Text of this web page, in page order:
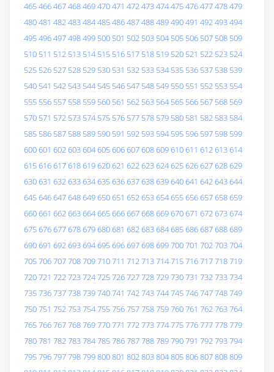
465466467468469470471 472473474475476477478479
480481 482483484485486487488489490491 492493494
495496497498499 500 501 502 503 504 505 506 507 508 509
510 511 512 513 514 515 516 517 518 519 520 521 522 523 524
525 526 527 528 529 530 531 532 533 534 535 536 537 538 539
540 541 542 543 544 545 546 547 548 549 550 551 552 553 554
555 556 557 558 559 560 561 562 563 564 565 566 567 568 569
570 571 572 573 574 575 576 577 578 579 580 581 582 583 584
585 586 587 588 589 590 591 592 593 594 595 596 597 598 599
600601 602603604605606607608609610611 612613614
615616617618619620621 622623624625626627628629
630631 632633634635636637638639640641 642643644
645646647648649650651 652653654655656657658659
660661 662663664665666667668669670671 672673674
675676677678679680681 682683684685686687688689
690691 692693694695696697698699700701 702703704
705706707708709710711 712713714715716717718719
720721 722723724725726727728729730731 732733734
735736737738739740741 742743744745746747748749
750751 752753754755756757758759760761 762763764
765766767768769770771 772773774775776777778779
780781 782783784785786787788789790791 792793794
795796797798799800801 802803804805806807808809